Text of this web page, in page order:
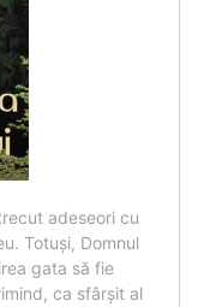
adeseori cu
Totuşi, Domnul
gata să fie
ca sfârşit al